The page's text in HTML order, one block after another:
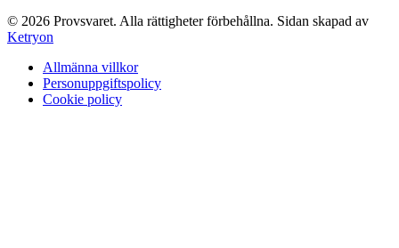
© 2026 Provsvaret. Alla rättigheter förbehållna. Sidan skapad av
Ketryon
Allmänna villkor
Personuppgiftspolicy
Cookie policy